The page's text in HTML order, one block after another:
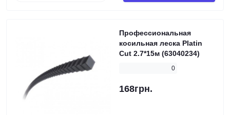
Профессиональная
косильная леска Platin
Cut 2.7*15м (63040234)
0
168грн.